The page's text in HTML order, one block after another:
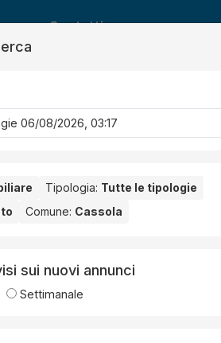
Contatti
per la Provincia selezionata:
Tipologia: Tutte le tipologie
Comune: Cassola
sui nuovi annunci
Settimanale